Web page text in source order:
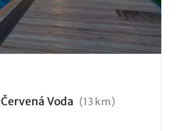
Červená Voda (13 km)